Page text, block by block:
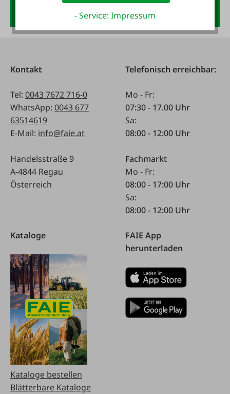
Anmelden
Kontakt
Tel: 0043 7672 716-0
WhatsApp: 0043 677
63514619
E-Mail: info@faie.at
Handelsstraße 9
A-4844 Regau
Österreich
Telefonisch erreichbar:
Mo - Fr:
07:30 - 17.00 Uhr
Sa:
08:00 - 12:00 Uhr
Fachmarkt
Mo - Fr:
08:00 - 17:00 Uhr
Sa:
08:00 - 12:00 Uhr
Kataloge
Kataloge bestellen
Blätterbare Kataloge
FAIE App
herunterladen
- Service: Impressum